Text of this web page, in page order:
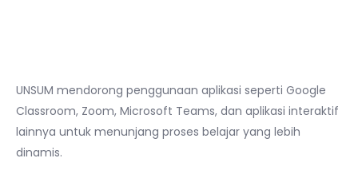
UNSUM mendorong penggunaan aplikasi seperti Google
Classroom, Zoom, Microsoft Teams, dan aplikasi interaktif
lainnya untuk menunjang proses belajar yang lebih
dinamis.